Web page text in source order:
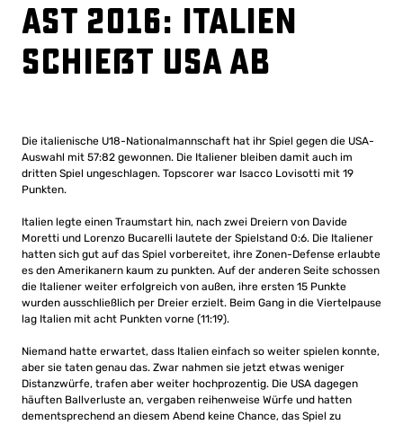
AST 2016: Italien
schießt USA ab
Die italienische U18-Nationalmannschaft hat ihr Spiel gegen die USA-
Auswahl mit 57:82 gewonnen. Die Italiener bleiben damit auch im
dritten Spiel ungeschlagen. Topscorer war Isacco Lovisotti mit 19
Punkten.
Italien legte einen Traumstart hin, nach zwei Dreiern von Davide
Moretti und Lorenzo Bucarelli lautete der Spielstand 0:6. Die Italiener
hatten sich gut auf das Spiel vorbereitet, ihre Zonen-Defense erlaubte
es den Amerikanern kaum zu punkten. Auf der anderen Seite schossen
die Italiener weiter erfolgreich von außen, ihre ersten 15 Punkte
wurden ausschließlich per Dreier erzielt. Beim Gang in die Viertelpause
lag Italien mit acht Punkten vorne (11:19).
Niemand hatte erwartet, dass Italien einfach so weiter spielen konnte,
aber sie taten genau das. Zwar nahmen sie jetzt etwas weniger
Distanzwürfe, trafen aber weiter hochprozentig. Die USA dagegen
häuften Ballverluste an, vergaben reihenweise Würfe und hatten
dementsprechend an diesem Abend keine Chance, das Spiel zu